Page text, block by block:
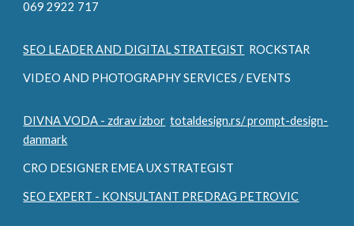
069 2922 717
SEO LEADER AND DIGITAL STRATEGIST ROCKSTAR
VIDEO AND PHOTOGRAPHY SERVICES / EVENTS
DIVNA VODA - zdrav izbor totaldesign.rs/ prompt-design-
danmark
CRO DESIGNER EMEA UX STRATEGIST
SEO EXPERT - KONSULTANT PREDRAG PETROVIC